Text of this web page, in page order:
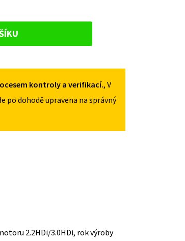
kontroly a verifikací., V
po dohodě upravena na správný
2.2HDi/3.0HDi, rok výroby